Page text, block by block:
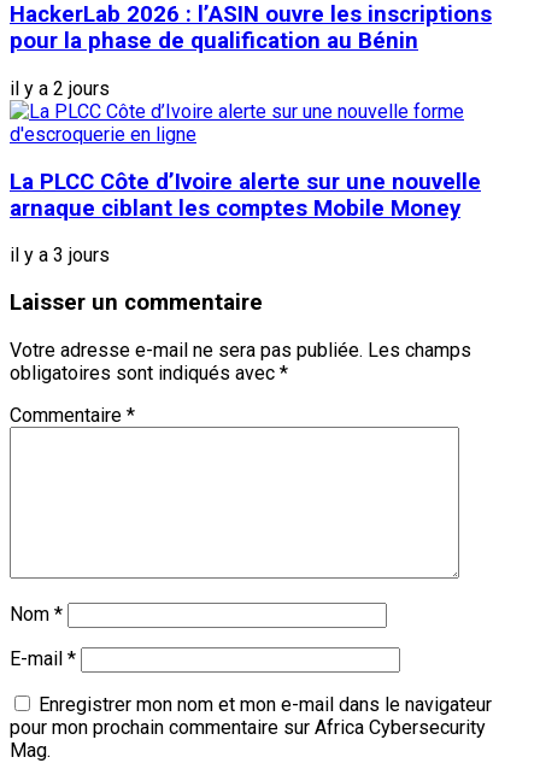
HackerLab 2026 : l’ASIN ouvre les inscriptions
pour la phase de qualification au Bénin
il y a 2 jours
La PLCC Côte d’Ivoire alerte sur une nouvelle
arnaque ciblant les comptes Mobile Money
il y a 3 jours
Laisser un commentaire
Votre adresse e-mail ne sera pas publiée. Les champs
obligatoires sont indiqués avec *
Commentaire *
Nom *
E-mail *
Enregistrer mon nom et mon e-mail dans le navigateur
pour mon prochain commentaire sur Africa Cybersecurity
Mag.